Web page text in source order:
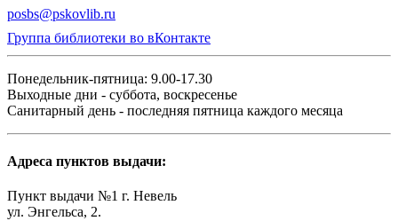
posbs@pskovlib.ru
Группа библиотеки во вКонтакте
Понедельник-пятница: 9.00-17.30
Выходные дни - суббота, воскресенье
Санитарный день - последняя пятница каждого месяца
Адреса пунктов выдачи:
Пункт выдачи №1 г. Невель
ул. Энгельса, 2.